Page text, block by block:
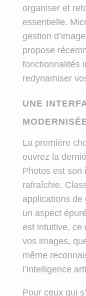
organiser et
essentielle.
gestion
propose
fonctionnalités
redynamiser
UNE
La première
ouvrez la
Photos est son
rafraîchie.
applications de
un aspect
est intuitive, ce
vos images,
même
l’intelligence
Pour ceux qui